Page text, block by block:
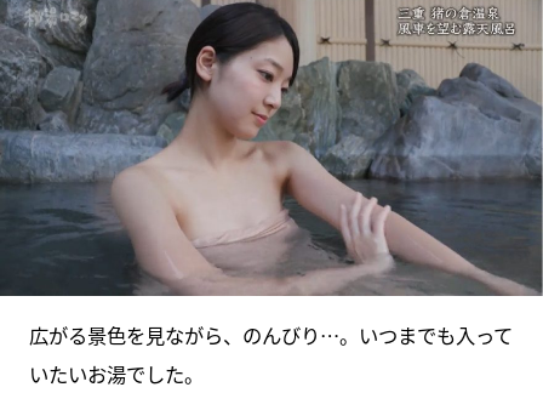
広がる景色を見ながら、のんびり…。いつまでも入って
いたいお湯でした。